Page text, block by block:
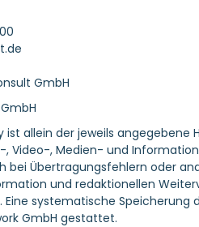
GmbH
ist allein der jeweils
Video-, Medien- und
bei Übertragungsfehlern oder
und redaktionellen
systematische
GmbH gestattet.